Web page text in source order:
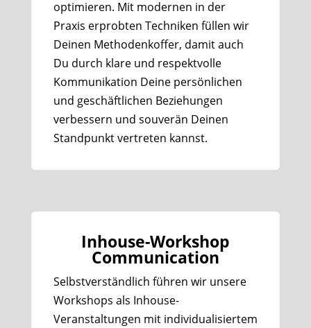
optimieren. Mit modernen in der
Praxis erprobten Techniken füllen wir
Deinen Methodenkoffer, damit auch
Du durch klare und respektvolle
Kommunikation Deine persönlichen
und geschäftlichen Beziehungen
verbessern und souverän Deinen
Standpunkt vertreten kannst.
Inhouse-Workshop
Communication
Selbstverständlich führen wir unsere
Workshops als Inhouse-
Veranstaltungen mit individualisiertem